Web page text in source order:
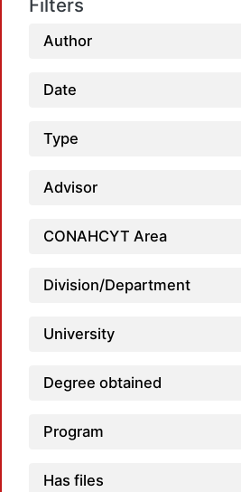
Filters
Author
Date
Type
Advisor
CONAHCYT Area
Division/Department
University
Degree obtained
Program
Has files